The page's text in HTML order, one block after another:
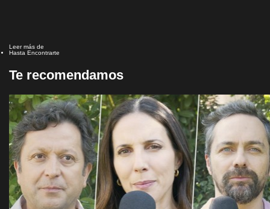
Leer más de
Hasta Encontrarte
Te recomendamos